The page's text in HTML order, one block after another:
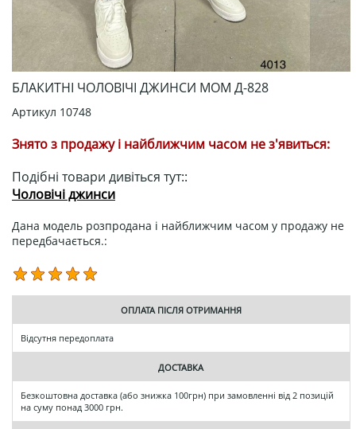
БЛАКИТНІ ЧОЛОВІЧІ ДЖИНСИ МОМ Д-828
Артикул 10748
Знято з продажу і найближчим часом не з'явиться:
Подібні товари дивіться тут::
Чоловічі джинси
Дана модель розпродана і найближчим часом у продажу не
передбачається.:
ОПЛАТА ПІСЛЯ ОТРИМАННЯ
Відсутня передоплата
ДОСТАВКА
Безкоштовна доставка (або знижка 100грн) при замовленні від 2 позицій
на суму понад 3000 грн.